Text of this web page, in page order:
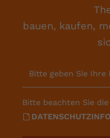
bauen, kaufen,
Bitte geben Sie Ihre
Bitte beachten Sie die